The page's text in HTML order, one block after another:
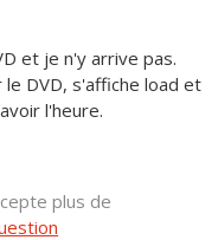
et je n'y arrive pas.
DVD, s'affiche load et
l'heure.
plus de